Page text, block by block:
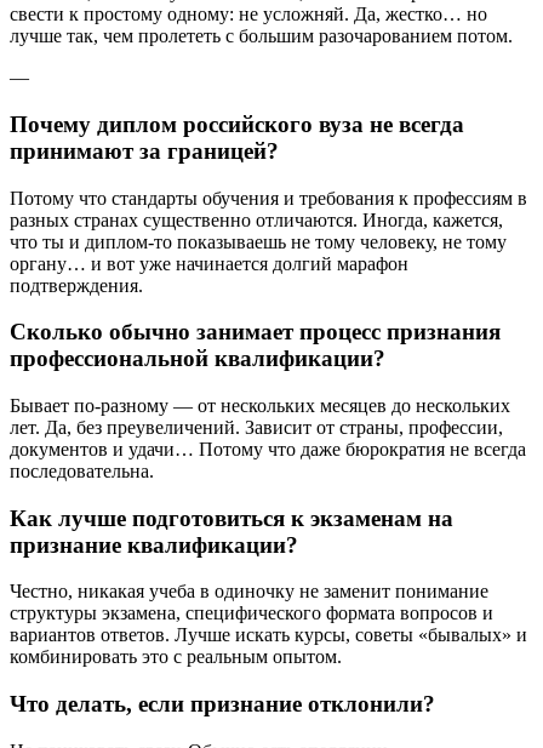
свести к простому одному: не усложняй. Да, жестко… но
лучше так, чем пролететь с большим разочарованием потом.
—
Почему диплом российского вуза не всегда
принимают за границей?
Потому что стандарты обучения и требования к профессиям в
разных странах существенно отличаются. Иногда, кажется,
что ты и диплом-то показываешь не тому человеку, не тому
органу… и вот уже начинается долгий марафон
подтверждения.
Сколько обычно занимает процесс признания
профессиональной квалификации?
Бывает по-разному — от нескольких месяцев до нескольких
лет. Да, без преувеличений. Зависит от страны, профессии,
документов и удачи… Потому что даже бюрократия не всегда
последовательна.
Как лучше подготовиться к экзаменам на
признание квалификации?
Честно, никакая учеба в одиночку не заменит понимание
структуры экзамена, специфического формата вопросов и
вариантов ответов. Лучше искать курсы, советы «бывалых» и
комбинировать это с реальным опытом.
Что делать, если признание отклонили?